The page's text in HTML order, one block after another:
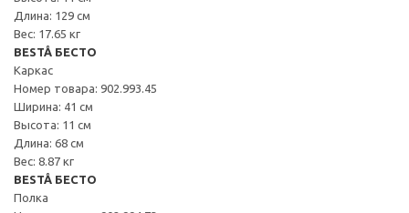
Длина: 129 см
Вес: 17.65 кг
BESTÅ БЕСТО
Каркас
Номер товара: 902.993.45
Ширина: 41 см
Высота: 11 см
Длина: 68 см
Вес: 8.87 кг
BESTÅ БЕСТО
Полка